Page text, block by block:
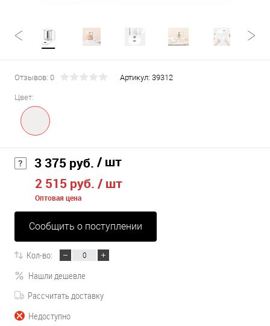
Отзывов: 0 Артикул: 39312
Цвет:
3 375 руб. / шт
2 515 руб. / шт
Оптовая цена
Сообщить о поступлении
Кол-во:
Нашли дешевле
Рассчитать доставку
Недоступно